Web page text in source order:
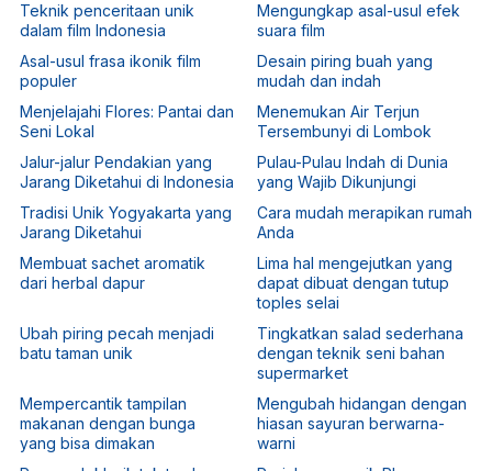
Teknik penceritaan unik
dalam film Indonesia
Mengungkap asal-usul efek
suara film
Asal-usul frasa ikonik film
populer
Desain piring buah yang
mudah dan indah
Menjelajahi Flores: Pantai dan
Seni Lokal
Menemukan Air Terjun
Tersembunyi di Lombok
Jalur-jalur Pendakian yang
Jarang Diketahui di Indonesia
Pulau-Pulau Indah di Dunia
yang Wajib Dikunjungi
Tradisi Unik Yogyakarta yang
Jarang Diketahui
Cara mudah merapikan rumah
Anda
Membuat sachet aromatik
dari herbal dapur
Lima hal mengejutkan yang
dapat dibuat dengan tutup
toples selai
Ubah piring pecah menjadi
batu taman unik
Tingkatkan salad sederhana
dengan teknik seni bahan
supermarket
Mempercantik tampilan
makanan dengan bunga
yang bisa dimakan
Mengubah hidangan dengan
hiasan sayuran berwarna-
warni